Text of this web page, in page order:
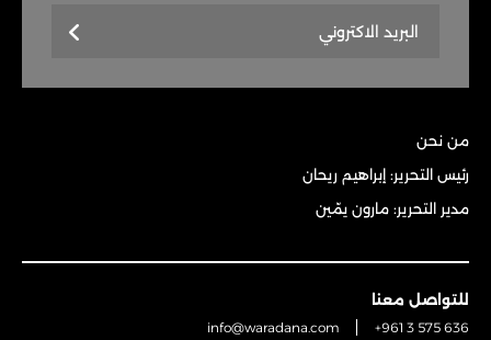
من نحن
رئيس التحرير: إبراهيم ريحان
مدير التحرير: مارون يمّين
للتواصل معنا
info@waradana.com
+961 3 575 636